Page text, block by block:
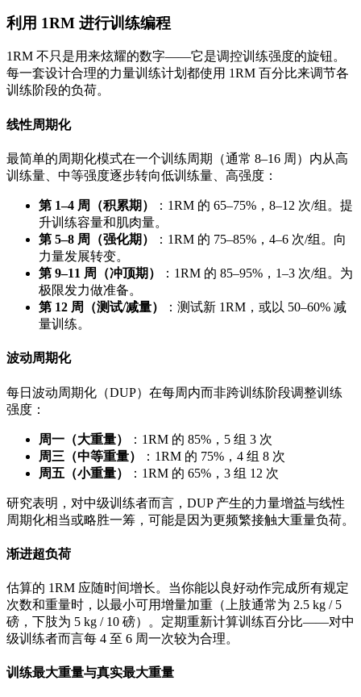
利用 1RM 进行训练编程
1RM 不只是用来炫耀的数字——它是调控训练强度的旋钮。
每一套设计合理的力量训练计划都使用 1RM 百分比来调节各
训练阶段的负荷。
线性周期化
最简单的周期化模式在一个训练周期（通常 8–16 周）内从高
训练量、中等强度逐步转向低训练量、高强度：
第 1–4 周（积累期）
：1RM 的 65–75%，8–12 次/组。提
升训练容量和肌肉量。
第 5–8 周（强化期）
：1RM 的 75–85%，4–6 次/组。向
力量发展转变。
第 9–11 周（冲顶期）
：1RM 的 85–95%，1–3 次/组。为
极限发力做准备。
第 12 周（测试/减量）
：测试新 1RM，或以 50–60% 减
量训练。
波动周期化
每日波动周期化（DUP）在每周内而非跨训练阶段调整训练
强度：
周一（大重量）
：1RM 的 85%，5 组 3 次
周三（中等重量）
：1RM 的 75%，4 组 8 次
周五（小重量）
：1RM 的 65%，3 组 12 次
研究表明，对中级训练者而言，DUP 产生的力量增益与线性
周期化相当或略胜一筹，可能是因为更频繁接触大重量负荷。
渐进超负荷
估算的 1RM 应随时间增长。当你能以良好动作完成所有规定
次数和重量时，以最小可用增量加重（上肢通常为 2.5 kg / 5
磅，下肢为 5 kg / 10 磅）。定期重新计算训练百分比——对中
级训练者而言每 4 至 6 周一次较为合理。
训练最大重量与真实最大重量